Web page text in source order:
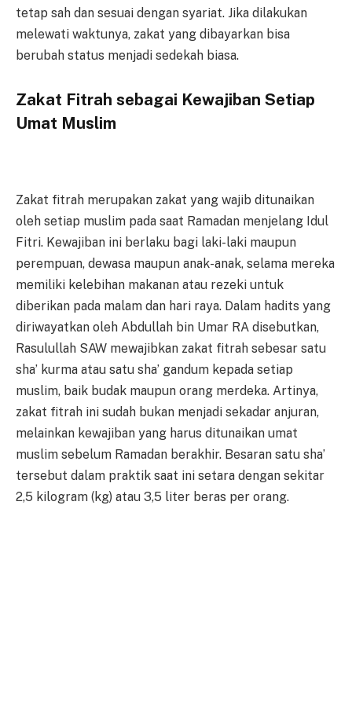
tetap sah dan sesuai dengan syariat. Jika dilakukan
melewati waktunya, zakat yang dibayarkan bisa
berubah status menjadi sedekah biasa.
Zakat Fitrah sebagai Kewajiban Setiap
Umat Muslim
Zakat fitrah merupakan zakat yang wajib ditunaikan
oleh setiap muslim pada saat Ramadan menjelang Idul
Fitri. Kewajiban ini berlaku bagi laki-laki maupun
perempuan, dewasa maupun anak-anak, selama mereka
memiliki kelebihan makanan atau rezeki untuk
diberikan pada malam dan hari raya. Dalam hadits yang
diriwayatkan oleh Abdullah bin Umar RA disebutkan,
Rasulullah SAW mewajibkan zakat fitrah sebesar satu
sha’ kurma atau satu sha’ gandum kepada setiap
muslim, baik budak maupun orang merdeka. Artinya,
zakat fitrah ini sudah bukan menjadi sekadar anjuran,
melainkan kewajiban yang harus ditunaikan umat
muslim sebelum Ramadan berakhir. Besaran satu sha’
tersebut dalam praktik saat ini setara dengan sekitar
2,5 kilogram (kg) atau 3,5 liter beras per orang.